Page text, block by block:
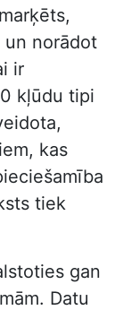
un norādot
ir
kļūdu tipi
kas
tiek
gan
Datu